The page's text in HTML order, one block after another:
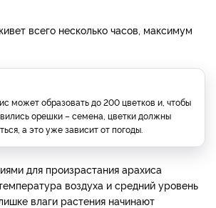
всего несколько часов, максимум
может образовать до 200 цветков и, чтобы
орешки – семена, цветки должны
а это уже зависит от погоды.
для произрастания арахиса
воздуха и средний уровень
влаги растения начинают